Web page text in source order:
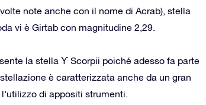
note anche con il nome di Acrab), stella
vi è Girtab con magnitudine 2,29.
la stella ϒ Scorpii poiché adesso fa parte
è caratterizzata anche da un gran
di appositi strumenti.